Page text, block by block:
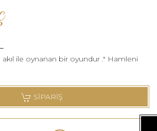
ile oynanan bir oyundur ." Hamleni
SİPARİŞ